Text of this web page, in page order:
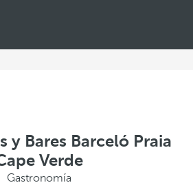
y Bares Barceló Praia
Verde
Gastronomía